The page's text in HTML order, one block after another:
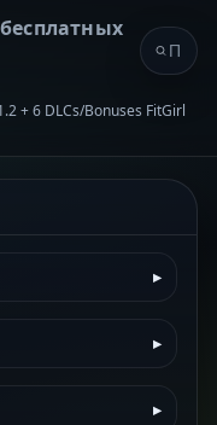
+ 6 DLCs/Bonuses FitGirl
▸
▸
▸